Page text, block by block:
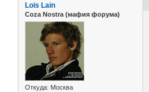
Lois Lain
Coza Nostra (мафия форума)
Откуда: Москва